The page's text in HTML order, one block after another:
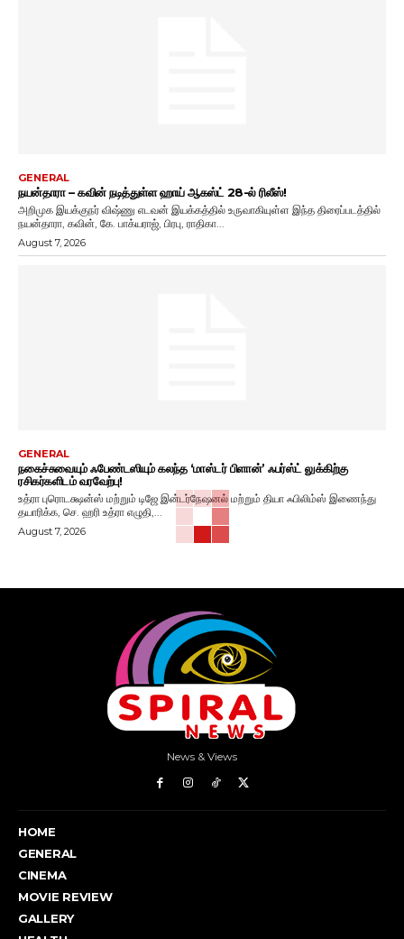
GENERAL
நயன்தாரா – கவின் நடித்துள்ள ஹாய் ஆகஸ்ட் 28-ல் ரிலீஸ்!
அறிமுக இயக்குநர் விஷ்ணு எடவன் இயக்கத்தில் உருவாகியுள்ள இந்த திரைப்படத்தில்
நயன்தாரா, கவின், கே. பாக்யராஜ், பிரபு, ராதிகா...
August 7, 2026
GENERAL
நகைச்சுவையும் ஃபேண்டஸியும் கலந்த ‘மாஸ்டர் பிளான்’ ஃபர்ஸ்ட் லுக்கிற்கு
ரசிகர்களிடம் வரவேற்பு!
உத்ரா புரொடக்ஷன்ஸ் மற்றும் டிஜே இன்டர்நேஷனல் மற்றும் தியா ஃபிலிம்ஸ் இணைந்து
தயாரிக்க, செ. ஹரி உத்ரா எழுதி,...
August 7, 2026
News & Views
HOME
GENERAL
CINEMA
MOVIE REVIEW
GALLERY